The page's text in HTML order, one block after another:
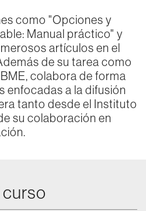
como "Opciones y
Manual práctico" y
artículos en el
de su tarea como
colabora de forma
enfocadas a la difusión
tanto desde el Instituto
su colaboración en